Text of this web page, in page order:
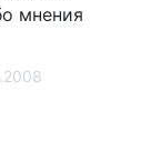
мнения